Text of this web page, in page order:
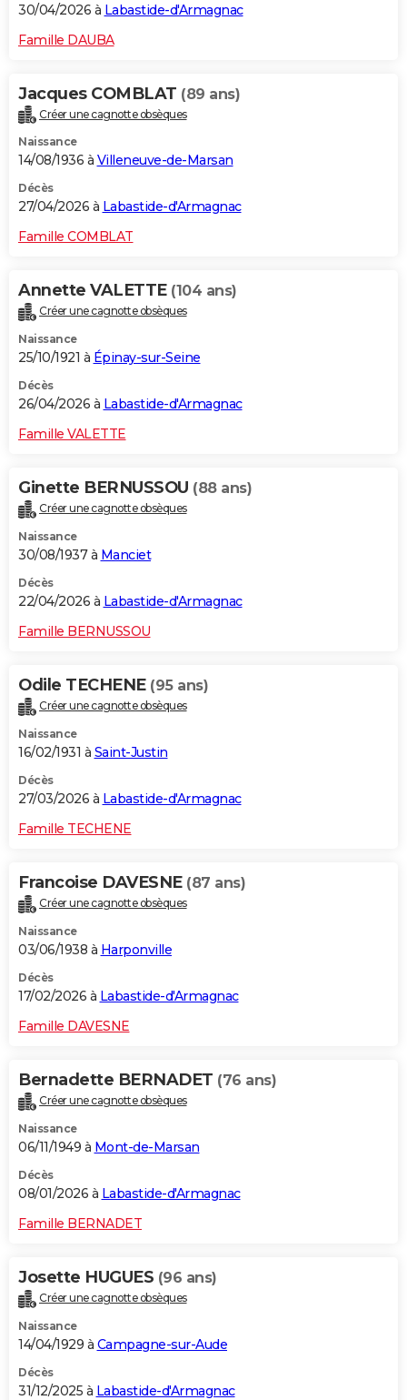
30/04/2026 à Labastide-d'Armagnac
Famille DAUBA
Jacques COMBLAT (89 ans)
Créer une cagnotte obsèques
Naissance
14/08/1936 à Villeneuve-de-Marsan
Décès
27/04/2026 à Labastide-d'Armagnac
Famille COMBLAT
Annette VALETTE (104 ans)
Créer une cagnotte obsèques
Naissance
25/10/1921 à Épinay-sur-Seine
Décès
26/04/2026 à Labastide-d'Armagnac
Famille VALETTE
Ginette BERNUSSOU (88 ans)
Créer une cagnotte obsèques
Naissance
30/08/1937 à Manciet
Décès
22/04/2026 à Labastide-d'Armagnac
Famille BERNUSSOU
Odile TECHENE (95 ans)
Créer une cagnotte obsèques
Naissance
16/02/1931 à Saint-Justin
Décès
27/03/2026 à Labastide-d'Armagnac
Famille TECHENE
Francoise DAVESNE (87 ans)
Créer une cagnotte obsèques
Naissance
03/06/1938 à Harponville
Décès
17/02/2026 à Labastide-d'Armagnac
Famille DAVESNE
Bernadette BERNADET (76 ans)
Créer une cagnotte obsèques
Naissance
06/11/1949 à Mont-de-Marsan
Décès
08/01/2026 à Labastide-d'Armagnac
Famille BERNADET
Josette HUGUES (96 ans)
Créer une cagnotte obsèques
Naissance
14/04/1929 à Campagne-sur-Aude
Décès
31/12/2025 à Labastide-d'Armagnac